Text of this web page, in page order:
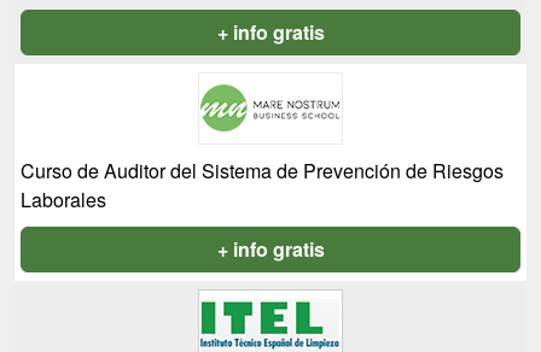
+ info gratis
Curso de Auditor del Sistema de Prevención de Riesgos
Laborales
+ info gratis